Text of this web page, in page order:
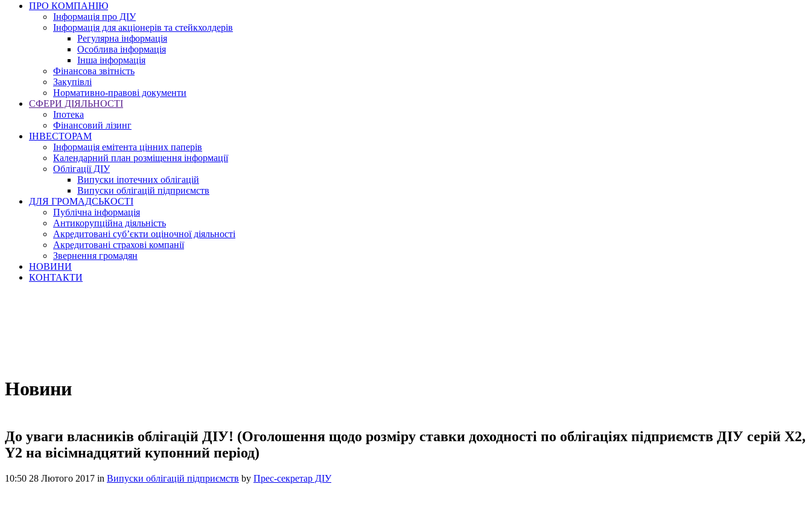
ПРО КОМПАНІЮ
Інформація про ДІУ
Інформація для акціонерів та стейкхолдерів
Регулярна інформація
Особлива інформація
Інша інформація
Фінансова звітність
Закупівлі
Нормативно-правові документи
СФЕРИ ДІЯЛЬНОСТІ
Іпотека
Фінансовий лізинг
ІНВЕСТОРАМ
Інформація емітента цінних паперів
Календарний план розміщення інформації
Облігації ДІУ
Випуски іпотечних облігацій
Випуски облігацій підприємств
ДЛЯ ГРОМАДСЬКОСТІ
Публічна інформація
Антикорупційна діяльність
Акредитовані суб’єкти оціночної діяльності
Акредитовані страхові компанії
Звернення громадян
НОВИНИ
КОНТАКТИ
Новини
До уваги власників облігацій ДІУ! (Оголошення щодо розміру ставки доходності по облігаціях підприємств ДІУ серій X2,
Y2 на вісімнадцятий купонний період)
10:50 28 Лютого 2017 in Випуски облігацій підприємств by Прес-секретар ДІУ